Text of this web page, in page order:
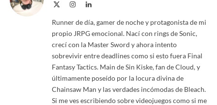
InstagramLinkedIn
Runner de día, gamer de noche y protagonista de mi
propio JRPG emocional. Nací con rings de Sonic,
crecí con la Master Sword y ahora intento
sobrevivir entre deadlines como si esto fuera Final
Fantasy Tactics. Main de Sin Kiske, fan de Cloud, y
últimamente poseído por la locura divina de
Chainsaw Man y las verdades incómodas de Bleach.
Si me ves escribiendo sobre videojuegos como si me